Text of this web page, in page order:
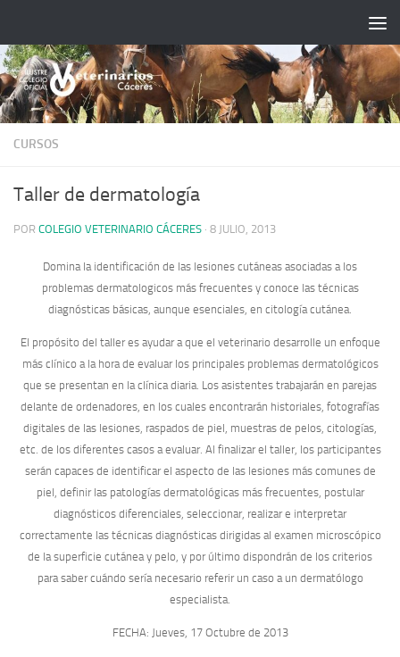
CURSOS
Taller de dermatología
POR COLEGIO VETERINARIO CÁCERES · 8 JULIO, 2013
Domina la identificación de las lesiones cutáneas asociadas a los
problemas dermatologicos más frecuentes y conoce las técnicas
diagnósticas básicas, aunque esenciales, en citología cutánea.
El propósito del taller es ayudar a que el veterinario desarrolle un enfoque
más clínico a la hora de evaluar los principales problemas dermatológicos
que se presentan en la clínica diaria. Los asistentes trabajarán en parejas
delante de ordenadores, en los cuales encontrarán historiales, fotografías
digitales de las lesiones, raspados de piel, muestras de pelos, citologías,
etc. de los diferentes casos a evaluar. Al finalizar el taller, los participantes
serán capaces de identificar el aspecto de las lesiones más comunes de
piel, definir las patologías dermatológicas más frecuentes, postular
diagnósticos diferenciales, seleccionar, realizar e interpretar
correctamente las técnicas diagnósticas dirigidas al examen microscópico
de la superficie cutánea y pelo, y por último dispondrán de los criterios
para saber cuándo sería necesario referir un caso a un dermatólogo
especialista.
FECHA: Jueves, 17 Octubre de 2013